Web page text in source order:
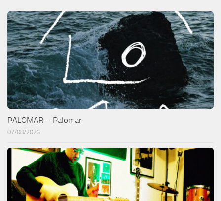
PALOMAR – Palomar
07/08/2026